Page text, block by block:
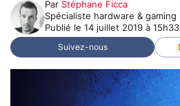
Par Stéphane Ficca
Spécialiste hardware & gaming
Publié le 14 juillet 2019 à 15h33
Suivez-nous